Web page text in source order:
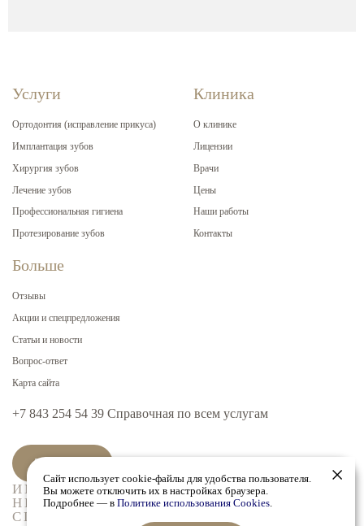
Услуги
Ортодонтия (исправление прикуса)
Имплантация зубов
Хирургия зубов
Лечение зубов
Профессиональная гигиена
Протезирование зубов
Клиника
О клинике
Лицензии
Врачи
Цены
Наши работы
Контакты
Больше
Отзывы
Акции и спецпредложения
Статьи и новости
Вопрос-ответ
Карта сайта
+7 843 254 54 39 Cправочная по всем услугам
Записаться
ИМЕЮТСЯ ПРОТИВОПОКАЗАНИЯ,
НЕОБХОДИМА КОНСУЛЬТАЦИЯ
СПЕЦИАЛИСТА
Сайт использует cookie-файлы для удобства пользователя.
Вы можете отключить их в настройках браузера.
Подробнее — вПолитике использования Cookies.